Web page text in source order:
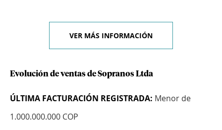
VER MÁS INFORMACIÓN
Evolución de ventas de Sopranos Ltda
ÚLTIMA FACTURACIÓN REGISTRADA: Menor de
1.000.000.000 COP